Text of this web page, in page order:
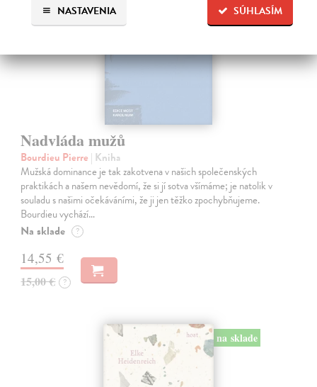
SÚHLASÍM
NASTAVENIA
Nadvláda mužů
Bourdieu Pierre | Kniha
Mužská dominance je tak zakotvena v našich společenských
praktikách a našem nevědomí, že si jí sotva všímáme; je natolik v
souladu s našimi očekáváními, že ji jen těžko zpochybňujeme.
Bourdieu vychází…
Na sklade ?
14,55 €
15,00 € ?
na sklade